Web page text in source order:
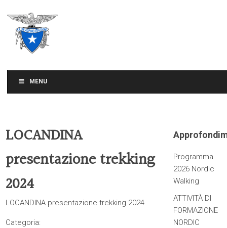
MENU
LOCANDINA
presentazione trekking
2024
LOCANDINA presentazione trekking 2024
Categoria:
Programma
2026 Nordic
Walking
ATTIVITÀ DI
FORMAZIONE
NORDIC